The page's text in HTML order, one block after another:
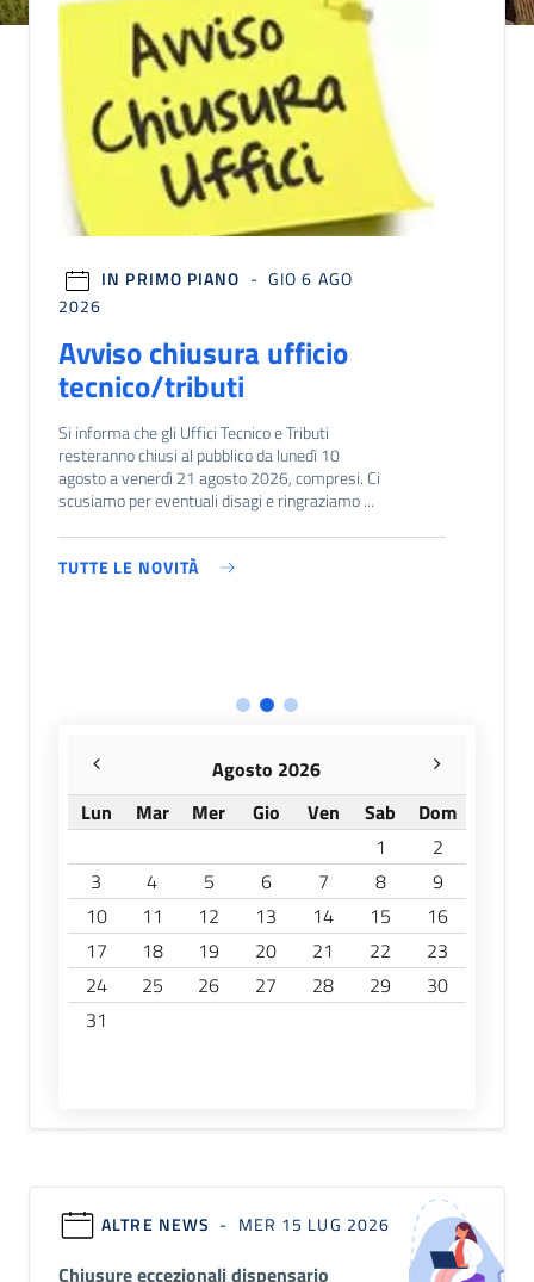
IN PRIMO PIANO - GIO 6 AGO
2026
Avviso chiusura ufficio
tecnico/tributi
Si informa che gli Uffici Tecnico e Tributi
resteranno chiusi al pubblico da lunedì 10
agosto a venerdì 21 agosto 2026, compresi. Ci
scusiamo per eventuali disagi e ringraziamo ...
TUTTE LE NOVITÀ
Agosto 2026
Lun
Mar Mer Gio Ven Sab
Dom
1
2
3
4 5 6 7 8
9
10
11 12 13 14 15
16
17
18 19 20 21 22
23
24
25 26 27 28 29
30
31
ALTRE NEWS - MER 15 LUG 2026
Chiusure eccezionali dispensario